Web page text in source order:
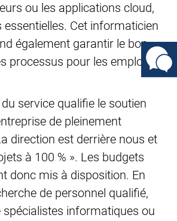
ou les applications cloud,
essentielles. Cet informaticien
également garantir le bon
processus pour les employés
service qualifie le soutien
de pleinement
direction est derrière nous et
à 100 % ». Les budgets
donc mis à disposition. En
de personnel qualifié,
spécialistes informatiques ou